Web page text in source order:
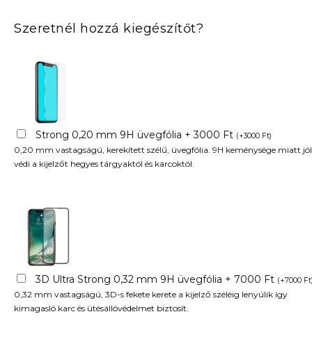
was:
5990 Ft.
is:
4490 Ft.
Szeretnél hozzá kiegészítőt?
Strong 0,20 mm 9H üvegfólia + 3000 Ft (+3000 Ft)
0,20 mm vastagságú, kerekített szélű, üvegfólia. 9H keménysége miatt jól
védi a kijelzőt hegyes tárgyaktól és karcoktól.
3D Ultra Strong 0,32 mm 9H üvegfólia + 7000 Ft (+7000 Ft
0,32 mm vastagságú, 3D-s fekete kerete a kijelző széléig lenyúlik így
kimagasló karc és ütésállóvédelmet biztosít.